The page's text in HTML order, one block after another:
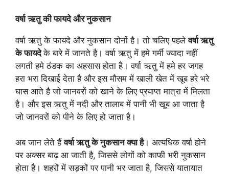
वर्षा ऋतु की फायदे और नुकसान
वर्षा ऋतु के फायदे और नुकसान दोनों है। तो चलिए पहलेवर्षा ऋतु
के फायदेके बारे में जानते है। वर्षा ऋतु में हमे गर्मी ज्यादा नहीं
लगती हमे ठंडक का अहसास होता है। वर्षा ऋतु में हमे हर जगह
हरा भरा दिखाई देता है और इस मौसम में खाली खेत में खूब हरे भरे
घास आते है जो जानवरों को खाने के लिए प्रयाप्त मात्रा में मिलता
है। और इस ऋतु में नदी और तालाब में पानी भी खूब आ जाता है
जो जानवरों को पीने के लिए हो जाता है।
अब जान लेते हैंवर्षा ऋतु के नुकसान क्या है। अत्यधिक वर्षा होने
पर अक्सर बाढ़ आ जाती है, जिससे लोगों को काफी भरी नुकसान
होता है। शहरों में सड़कों पर पानी भर जाता है, जिससे यातायात